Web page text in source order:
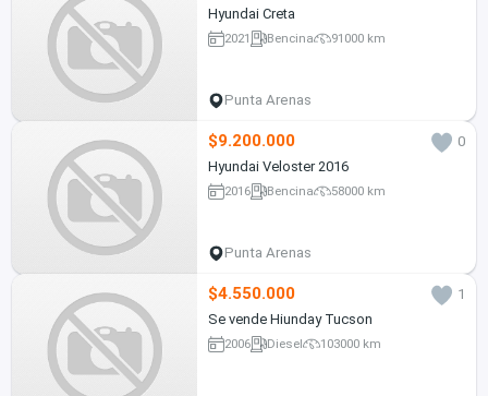
Hyundai Creta
2021 Bencina 91000 km
Punta Arenas
$9.200.000
0
Hyundai Veloster 2016
2016 Bencina 58000 km
Punta Arenas
$4.550.000
1
Se vende Hiunday Tucson
2006 Diesel 103000 km